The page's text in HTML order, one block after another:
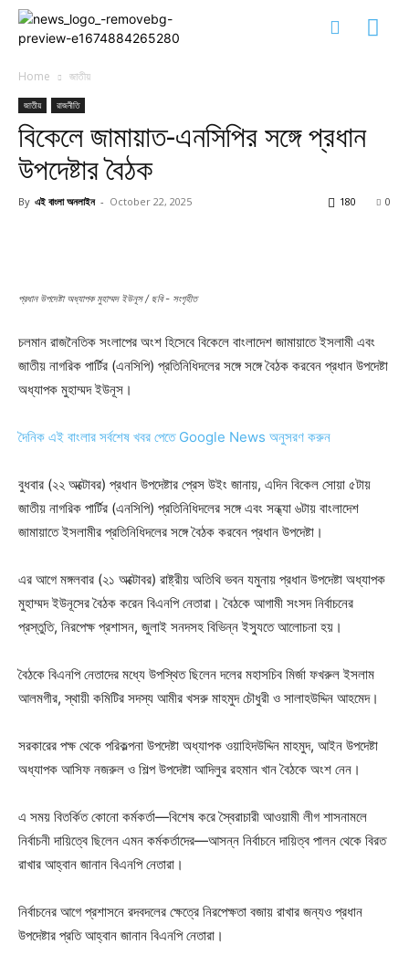
Home জাতীয়
জাতীয় রাজনীতি
বিকেলে জামায়াত-এনসিপির সঙ্গে প্রধান
উপদেষ্টার বৈঠক
By এই বাংলা অনলাইন - October 22, 2025 0
180
প্রধান উপদেষ্টা অধ্যাপক মুহাম্মদ ইউনূস / ছবি - সংগৃহীত
চলমান রাজনৈতিক সংলাপের অংশ হিসেবে বিকেলে বাংলাদেশ জামায়াতে ইসলামী এবং
জাতীয় নাগরিক পার্টির (এনসিপি) প্রতিনিধিদলের সঙ্গে সঙ্গে বৈঠক করবেন প্রধান উপদেষ্টা
অধ্যাপক মুহাম্মদ ইউনূস।
দৈনিক এই বাংলার সর্বশেষ খবর পেতে Google News অনুসরণ করুন
বুধবার (২২ অক্টোবর) প্রধান উপদেষ্টার প্রেস উইং জানায়, এদিন বিকেল সোয়া ৫টায়
জাতীয় নাগরিক পার্টির (এনসিপি) প্রতিনিধিদলের সঙ্গে এবং সন্ধ্যা ৬টায় বাংলাদেশ
জামায়াতে ইসলামীর প্রতিনিধিদলের সঙ্গে বৈঠক করবেন প্রধান উপদেষ্টা।
এর আগে মঙ্গলবার (২১ অক্টোবর) রাষ্ট্রীয় অতিথি ভবন যমুনায় প্রধান উপদেষ্টা অধ্যাপক
মুহাম্মদ ইউনূসের বৈঠক করেন বিএনপি নেতারা। বৈঠকে আগামী সংসদ নির্বাচনের
প্রস্তুতি, নিরপেক্ষ প্রশাসন, জুলাই সনদসহ বিভিন্ন ইস্যুতে আলোচনা হয়।
বৈঠকে বিএনপি নেতাদের মধ্যে উপস্থিত ছিলেন দলের মহাসচিব মির্জা ফখরুল ইসলাম
আলমগীর, স্থায়ী কমিটির সদস্য আমীর খসরু মাহমুদ চৌধুরী ও সালাহউদ্দিন আহমেদ।
সরকারের পক্ষ থেকে পরিকল্পনা উপদেষ্টা অধ্যাপক ওয়াহিদউদ্দিন মাহমুদ, আইন উপদেষ্টা
অধ্যাপক আসিফ নজরুল ও শিল্প উপদেষ্টা আদিলুর রহমান খান বৈঠকে অংশ নেন।
এ সময় বিতর্কিত কোনো কর্মকর্তা—বিশেষ করে স্বৈরাচারী আওয়ামী লীগ শাসনামলে
নির্বাচনী দায়িত্বে ছিলেন এমন কর্মকর্তাদের—আসন্ন নির্বাচনে দায়িত্ব পালন থেকে বিরত
রাখার আহ্বান জানান বিএনপি নেতারা।
নির্বাচনের আগে প্রশাসনে রদবদলের ক্ষেত্রে নিরপেক্ষতা বজায় রাখার জন্যও প্রধান
উপদেষ্টার প্রতি আহ্বান জানান বিএনপি নেতারা।